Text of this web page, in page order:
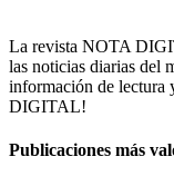
La revista NOTA
las noticias diarias del
información de lectura
DIGITAL!
Publicaciones más